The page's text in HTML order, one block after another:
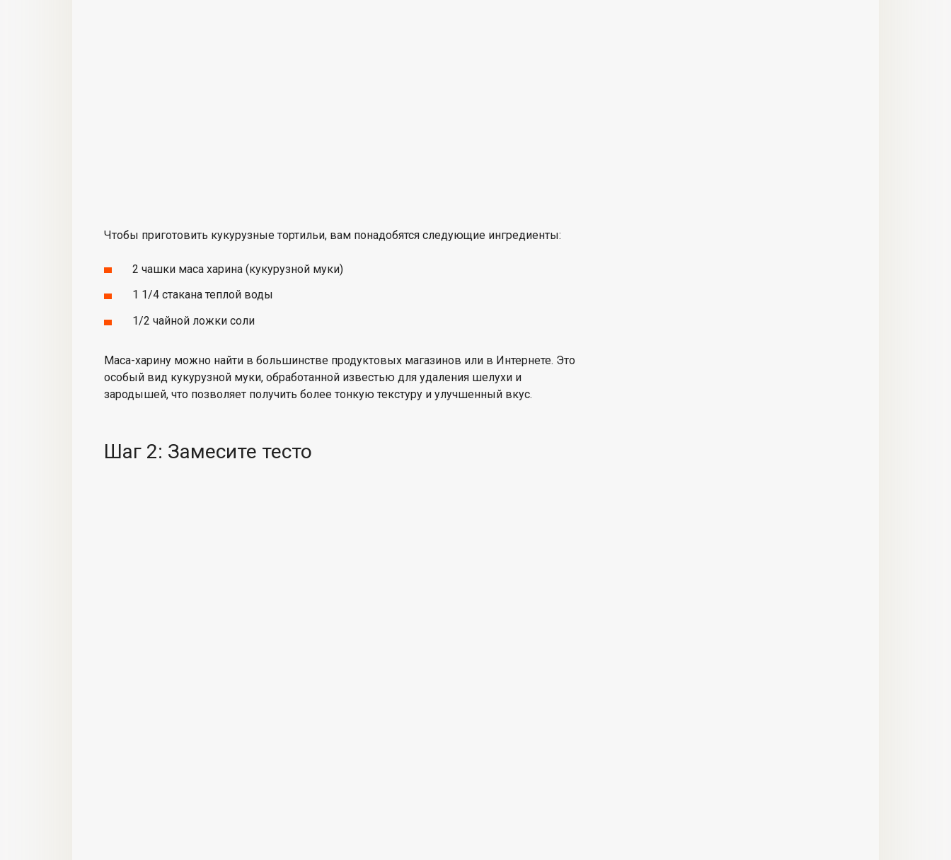
Чтобы приготовить кукурузные тортильи, вам понадобятся следующие ингредиенты:
2 чашки маса харина (кукурузной муки)
1 1/4 стакана теплой воды
1/2 чайной ложки соли
Маса-харину можно найти в большинстве продуктовых магазинов или в Интернете. Это
особый вид кукурузной муки, обработанной известью для удаления шелухи и
зародышей, что позволяет получить более тонкую текстуру и улучшенный вкус.
Шаг 2: Замесите тесто